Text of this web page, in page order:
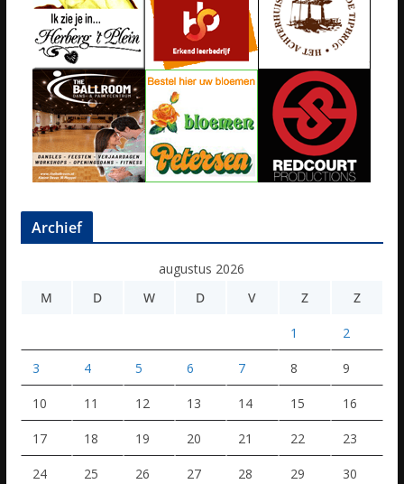
Archief
augustus 2026
M
D W D V Z Z
1 2
3 4 5 6 7 8 9
10 11 12 13 14 15 16
17 18 19 20 21 22 23
24 25 26 27 28 29 30